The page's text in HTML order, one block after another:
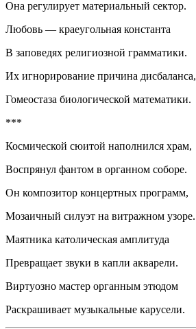
Она регулирует материальный сектор.
Любовь — краеугольная константа
В заповедях религиозной грамматики.
Их игнорирование причина дисбаланса,
Гомеостаза биологической математики.
***
Космической сюитой наполнился храм,
Воспрянул фантом в органном соборе.
Он композитор концертных программ,
Мозаичный силуэт на витражном узоре.
Маятника католическая амплитуда
Превращает звуки в капли акварели.
Виртуозно мастер органным этюдом
Раскрашивает музыкальные карусели.